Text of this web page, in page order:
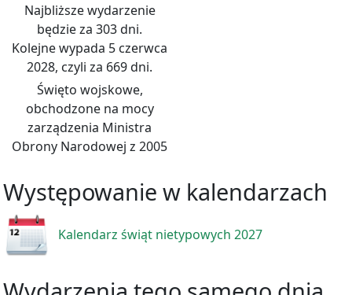
Najbliższe wydarzenie
będzie za 303 dni.
Kolejne wypada 5 czerwca
2028, czyli za 669 dni.
Święto wojskowe,
obchodzone na mocy
zarządzenia Ministra
Obrony Narodowej z 2005
Występowanie w kalendarzach
Kalendarz świąt nietypowych 2027